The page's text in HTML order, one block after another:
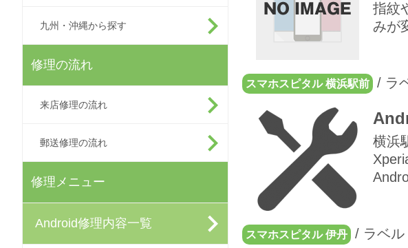
九州・沖縄から探す
修理の流れ
来店修理の流れ
郵送修理の流れ
修理メニュー
Android修理内容一覧
指紋
みが
スマホスピタル 横浜駅前 / ラ
横浜
スマホスピタル 伊丹 / ラベル